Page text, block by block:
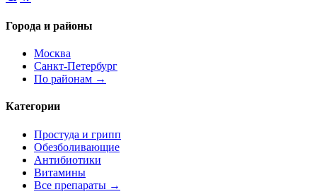
Города и районы
Москва
Санкт-Петербург
По районам →
Категории
Простуда и грипп
Обезболивающие
Антибиотики
Витамины
Все препараты →